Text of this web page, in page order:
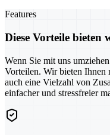
Features
Diese Vorteile bieten
Wenn Sie mit uns
Vorteilen. Wir bieten Ihnen
auch eine Vielzahl von
einfacher und stressfreier